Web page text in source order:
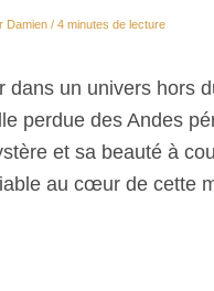
Damien / 4 minutes de lecture
dans un univers hors
perdue des Andes
et sa beauté à
au cœur de cette